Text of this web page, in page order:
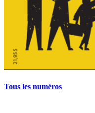
Tous les numéros